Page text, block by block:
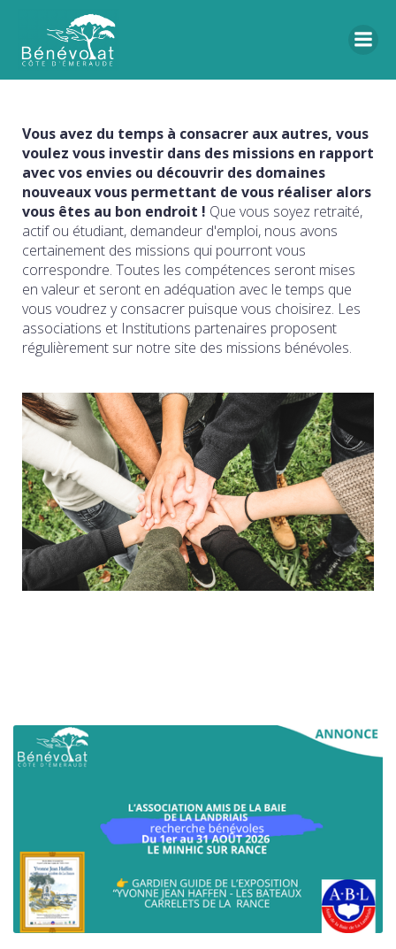
Vous avez du temps à consacrer aux autres, vous
voulez vous investir dans des missions en rapport
avec vos envies ou découvrir des domaines
nouveaux vous permettant de vous réaliser alors
vous êtes au bon endroit ! Que vous soyez retraité,
actif ou étudiant, demandeur d'emploi, nous avons
certainement des missions qui pourront vous
correspondre. Toutes les compétences seront mises
en valeur et seront en adéquation avec le temps que
vous voudrez y consacrer puisque vous choisirez. Les
associations et Institutions partenaires proposent
régulièrement sur notre site des missions bénévoles.